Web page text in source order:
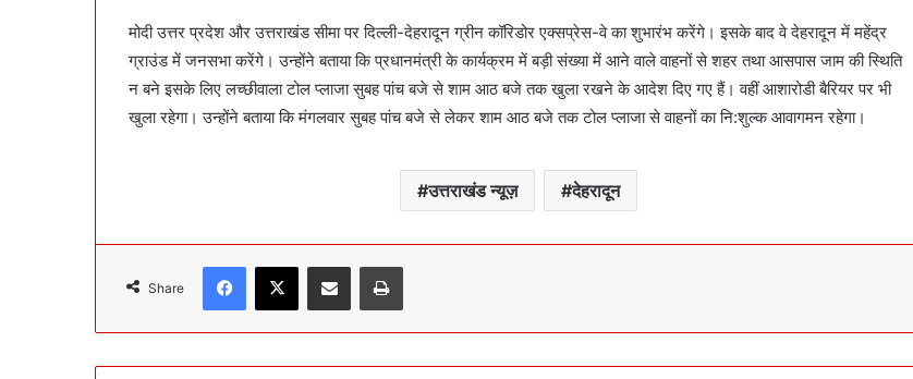
मोदी उत्तर प्रदेश और उत्तराखंड सीमा पर दिल्ली-देहरादून ग्रीन कॉरिडोर एक्सप्रेस-वे का शुभारंभ करेंगे। इसके बाद वे देहरादून में महेंद्र
ग्राउंड में जनसभा करेंगे। उन्होंने बताया कि प्रधानमंत्री के कार्यक्रम में बड़ी संख्या में आने वाले वाहनों से शहर तथा आसपास जाम की स्थिति
न बने इसके लिए लच्छीवाला टोल प्लाजा सुबह पांच बजे से शाम आठ बजे तक खुला रखने के आदेश दिए गए हैं। वहीं आशारोडी बैरियर पर भी
खुला रहेगा। उन्होंने बताया कि मंगलवार सुबह पांच बजे से लेकर शाम आठ बजे तक टोल प्लाजा से वाहनों का नि:शुल्क आवागमन रहेगा।
उत्तराखंड न्यूज़ देहरादून
Share